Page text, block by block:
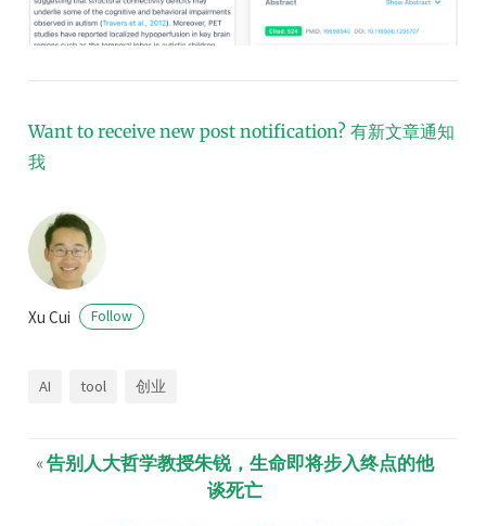
Want to receive new post notification? 有新文章通知
我
Xu Cui Follow
AI tool 创业
«告别人大哲学教授朱锐，生命即将步入终点的他
谈死亡